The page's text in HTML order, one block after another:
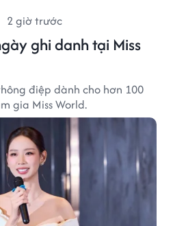
2 giờ trước
ghi danh tại Miss
điệp dành cho hơn 100
gia Miss World.